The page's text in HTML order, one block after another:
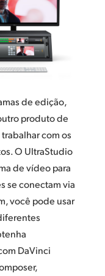
de edição,
produto de
com os
O UltraStudio
de vídeo para
se conectam via
você pode usar
DaVinci